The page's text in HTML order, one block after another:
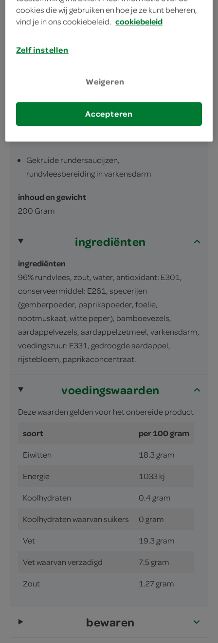
pan
andijviestamp
omschrijving
Gekruide rundersaucijzen,
rundvleesbereiding in varkensdarm
inhoud en gewicht
200 Gram
ingrediënten
ingrediënten
96% rundvlees, zout, water, antioxidant: E301,
conserveermiddel: E261, specerijen
(gemberpoeder, paprikapoeder, foelie,
nootmuskaat, witte peper), bamboevezels,
aardappelvezels, aardappelzetmeel, varkensdarm,
voedingszuur: E331, gedroogde aardappel,
rijstebloem, paprikaconcentraat.
voedingswaarden
Deze waarden gelden voor het onbereide product
soort per 100 gram
Eiwitten 18.3 gram
Energie 1033 kj
Koolhydraten 0.4 gram
Koolhydraten waarvan suikers 0 gram
Vet 19.3 gram
Vet waarvan verzadigd 7.5 gram
Zout 1.27 gram
bewaren
cookies die wij gebruiken en hoe je ze kunt beheren,
vind je in ons cookiebeleid. cookiebeleid
Zelf instellen
Weigeren
Accepteren